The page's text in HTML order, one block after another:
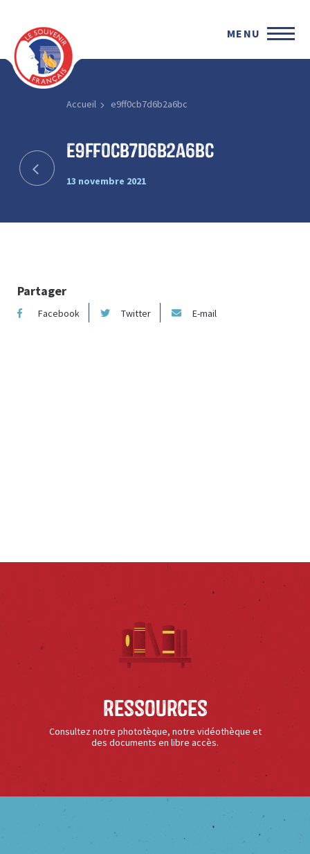
MENU
Accueil e9ff0cb7d6b2a6bc
e9ff0cb7d6b2a6bc
13 novembre 2021
Partager
Facebook Twitter E-mail
Ressources
Consultez notre phototèque, notre vidéothèque et
des documents en libre accès.